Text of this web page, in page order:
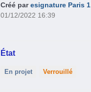
Créé paresignature Paris 1
01/12/2022 16:39
État
En projet Verrouillé